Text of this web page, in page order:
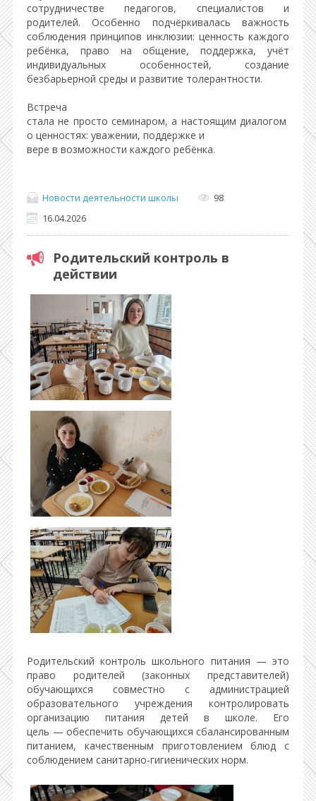
сотрудничестве педагогов, специалистов и
родителей. Особенно подчёркивалась важность
соблюдения принципов инклюзии: ценность каждого
ребёнка, право на общение, поддержка, учёт
индивидуальных особенностей, создание
безбарьерной среды и развитие толерантности.
Встреча
стала не просто семинаром, а настоящим диалогом
о ценностях: уважении, поддержке и
вере в возможности каждого ребёнка.
Новости деятельности школы
98
16.04.2026
Родительский контроль в
действии
Родительский контроль школьного питания — это
право родителей (законных представителей)
обучающихся совместно с администрацией
образовательного учреждения контролировать
организацию питания детей в школе. Его
цель — обеспечить обучающихся сбалансированным
питанием, качественным приготовлением блюд с
соблюдением санитарно-гигиенических норм.